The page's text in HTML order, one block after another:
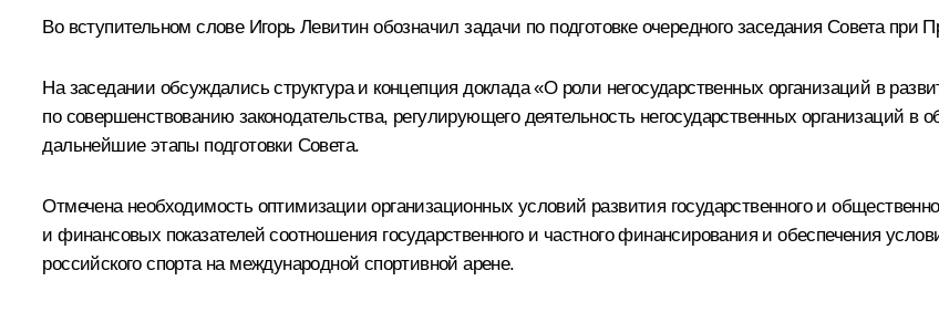
Во вступительном слове Игорь Левитинобозначил задачи по подготовке очередного заседания Совета при
На заседании обсуждались структура и концепция доклада «О роли негосударственных организаций в
по совершенствованию законодательства, регулирующего деятельность негосударственных организаций
дальнейшие этапы подготовки Совета.
Отмечена необходимость оптимизации организационных условий развития государственного и
и финансовых показателей соотношения государственного и частного финансирования и обеспечения
российского спорта на международной спортивной арене.